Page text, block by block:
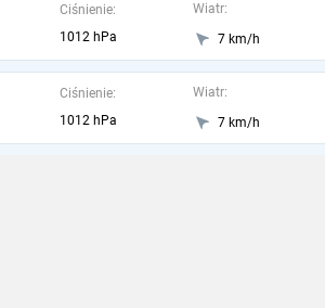
Ciśnienie:
1012 hPa
Wiatr:
7 km/h
Ciśnienie:
1012 hPa
Wiatr:
7 km/h